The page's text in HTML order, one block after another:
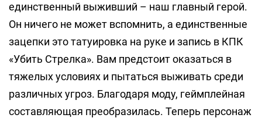
единственный выживший – наш главный герой.
Он ничего не может вспомнить, а единственные
зацепки это татуировка на руке и запись в КПК
«Убить Стрелка». Вам предстоит оказаться в
тяжелых условиях и пытаться выживать среди
различных угроз. Благодаря моду, геймплейная
составляющая преобразилась. Теперь персонаж